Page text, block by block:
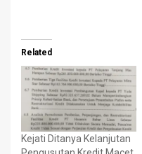
Related
Kejati Ditanya Kelanjutan